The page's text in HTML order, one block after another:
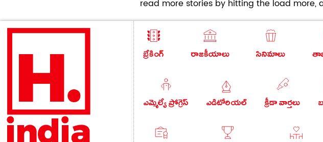
read more stories by hitting the load
బ్రేకింగ్ రాజకీయాలు సినిమాలు
ఎమ్మెల్యే ప్రోగ్రెస్ ఎడిటోరియల్ క్రీడా వార్తలు